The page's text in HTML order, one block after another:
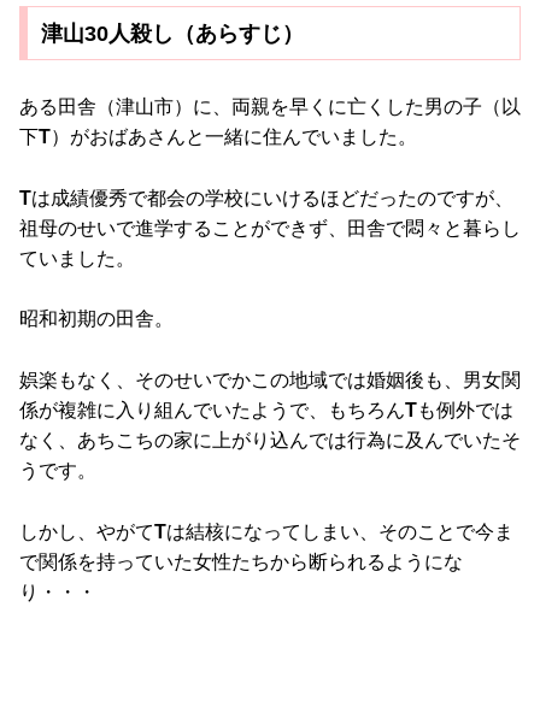
津山30人殺し（あらすじ）
ある田舎（津山市）に、両親を早くに亡くした男の子（以
下T）がおばあさんと一緒に住んでいました。
Tは成績優秀で都会の学校にいけるほどだったのですが、
祖母のせいで進学することができず、田舎で悶々と暮らし
ていました。
昭和初期の田舎。
娯楽もなく、そのせいでかこの地域では婚姻後も、男女関
係が複雑に入り組んでいたようで、もちろんTも例外では
なく、あちこちの家に上がり込んでは行為に及んでいたそ
うです。
しかし、やがてTは結核になってしまい、そのことで今ま
で関係を持っていた女性たちから断られるようにな
り・・・